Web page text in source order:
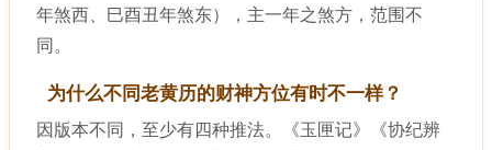
年煞西、巳酉丑年煞东），主一年之煞方，范围不
同。
为什么不同老黄历的财神方位有时不一样？
因版本不同，至少有四种推法。《玉匣记》《协纪辨